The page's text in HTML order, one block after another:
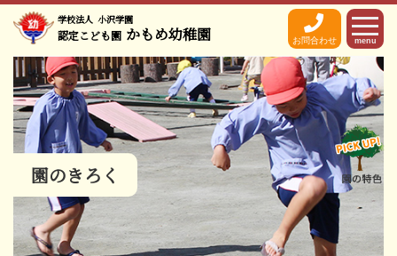
学校法人 小沢学園
認定こども園 かもめ幼稚園 お問合わせ menu
園のきろく